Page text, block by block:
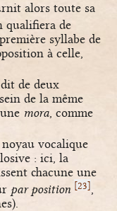
alors toute sa
qualifiera de
syllabe de
à celle,
de deux
de la même
mora , comme
vocalique
: ici, la
chacune une
par position [23]